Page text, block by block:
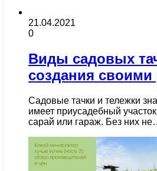
21.04.2021
0
Виды садовых
создания своими
Садовые тачки и тележки
имеет приусадебный
сарай или гараж. Без них